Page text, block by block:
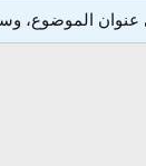
الموضوع،